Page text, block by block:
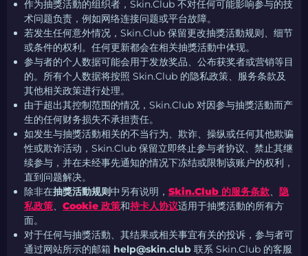
作为抽獎活動的组织者，Skin.Club 不对任何可能影响参与的技
术问题负责，例如网络连接问题或平台故障。
若发生任何意外情况，Skin.Club 保留更改抽獎活動规则、细节
或条件的权利。任何更新都会在相关抽獎活動中体现。
参与者的个人数据可能会用于发放奖品、公布获奖者或营销等目
的。所有个人数据将按照 Skin.Club 的隐私政策、服务条款及
其他相关政策进行处理。
由于超出其控制范围的情况，Skin.Club 对因参与抽獎活動而产
生的任何财务损失不承担责任。
如发生与抽獎活動相关的不当行为、欺诈、操纵或任何其他欺骗
性或欺诈活动，Skin.Club 保留立即终止参与者协议、禁止其继
续参与，并在未经事先通知的情况下冻结或限制该账户的权利，
直到问题解决。
除非在抽獎活動规则中另有说明， Skin.Club 的服务条款、 隐
私政策、 Cookie 政策和持卡人协议适用于抽獎活動的所有方
面。
对于任何与抽獎活動、其结果或相关事宜有关的投诉，参与者可
通过网站所示的邮箱 help@skin.club 联系 Skin.Club 的客服